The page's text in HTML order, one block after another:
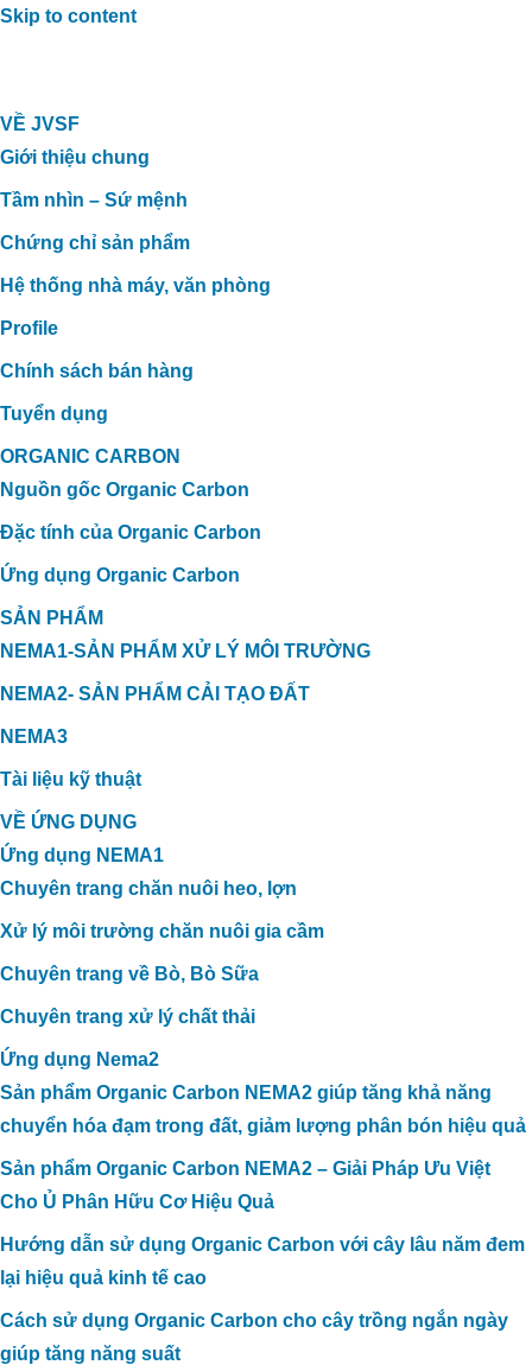
Skip to content
VỀ JVSF
Giới thiệu chung
Tầm nhìn – Sứ mệnh
Chứng chỉ sản phẩm
Hệ thống nhà máy, văn phòng
Profile
Chính sách bán hàng
Tuyển dụng
ORGANIC CARBON
Nguồn gốc Organic Carbon
Đặc tính của Organic Carbon
Ứng dụng Organic Carbon
SẢN PHẨM
NEMA1-SẢN PHẨM XỬ LÝ MÔI TRƯỜNG
NEMA2- SẢN PHẨM CẢI TẠO ĐẤT
NEMA3
Tài liệu kỹ thuật
VỀ ỨNG DỤNG
Ứng dụng NEMA1
Chuyên trang chăn nuôi heo, lợn
Xử lý môi trường chăn nuôi gia cầm
Chuyên trang về Bò, Bò Sữa
Chuyên trang xử lý chất thải
Ứng dụng Nema2
Sản phẩm Organic Carbon NEMA2 giúp tăng khả năng
chuyển hóa đạm trong đất, giảm lượng phân bón hiệu quả
Sản phẩm Organic Carbon NEMA2 – Giải Pháp Ưu Việt
Cho Ủ Phân Hữu Cơ Hiệu Quả
Hướng dẫn sử dụng Organic Carbon với cây lâu năm đem
lại hiệu quả kinh tế cao
Cách sử dụng Organic Carbon cho cây trồng ngắn ngày
giúp tăng năng suất